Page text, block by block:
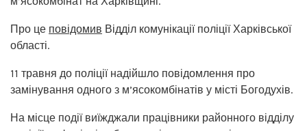
Про це повідомив Відділ комунікації поліції Харківської
області.
11 травня до поліції надійшло повідомлення про
замінування одного з м’ясокомбінатів у місті Богодухів.
На місце події виїжджали працівники районного відділу